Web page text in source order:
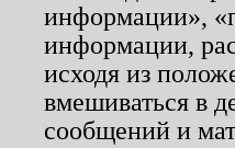
информации»,
информации,
исходя из
вмешиваться в
сообщений и